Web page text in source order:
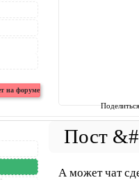
А может чат